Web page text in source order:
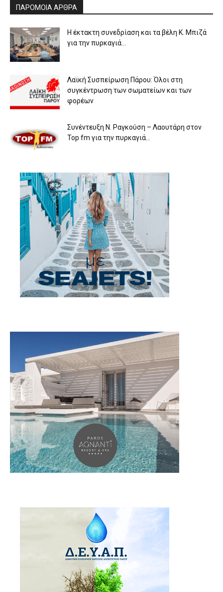
ΠΑΡΟΜΟΙΑ ΑΡΘΡΑ
Η έκτακτη συνεδρίαση και τα βέλη Κ. Μπιζά
για την πυρκαγιά...
Λαϊκή Συσπείρωση Πάρου: Όλοι στη
συγκέντρωση των σωματείων και των
φορέων
Συνέντευξη Ν. Ραγκούση – Λαουτάρη στον
Top fm για την πυρκαγιά...